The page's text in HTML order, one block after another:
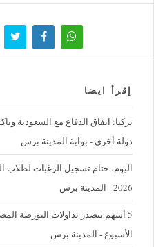
إقرأ ايضا
تركيا: اتفاق الدفاع مع السعودية
دولة أخرى - بوابة المدينة برس
اليوم، ختام تسجيل الرغبات لطلاب
2026 - المدينة برس
5 أسهم تتصدر تداولات البورصة
الأسبوع - المدينة برس